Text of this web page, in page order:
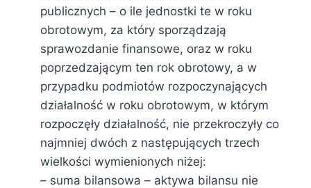
publicznych – o ile jednostki te w roku
obrotowym, za który sporządzają
sprawozdanie finansowe, oraz w roku
poprzedzającym ten rok obrotowy, a w
przypadku podmiotów rozpoczynających
działalność w roku obrotowym, w którym
rozpoczęły działalność, nie przekroczyły co
najmniej dwóch z następujących trzech
wielkości wymienionych niżej:
– suma bilansowa – aktywa bilansu nie